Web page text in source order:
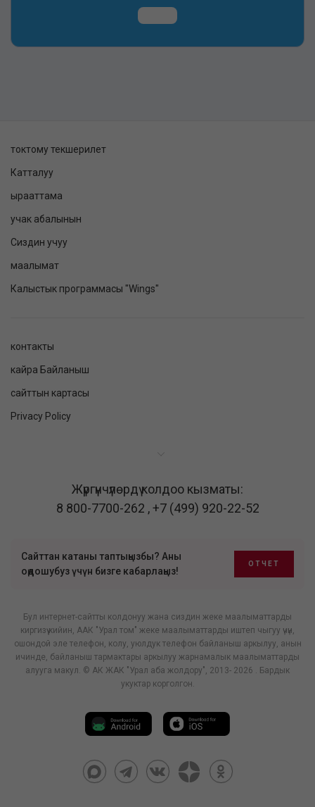
токтому текшерилет
Катталуу
ырааттама
учак абалынын
Сиздин учуу
маалымат
Калыстык программасы "Wings"
контакты
кайра Байланыш
сайттын картасы
Privacy Policy
Жүргүнчүлөрдү колдоо кызматы:
8 800-7700-262 ,+7 (499) 920-22-52
Сайттан катаны таптыңызбы? Аны
оңдошубуз үчүн бизге кабарлаңыз!
ОТЧЕТ
Бул интернет-сайтты колдонуу жана сиздин жеке маалыматтарды
киргизүү кийин, ААК "Урал том" жеке маалыматтарды иштеп чыгуу үчүн,
ошондой эле телефон, колу, уюлдук телефон байланыш аркылуу, анын
ичинде, байланыш тармактары аркылуу жарнамалык маалыматтарды
алууга макул. © АК ЖАК "Урал аба жолдору", 2013- 2026 . Бардык
укуктар корголгон.